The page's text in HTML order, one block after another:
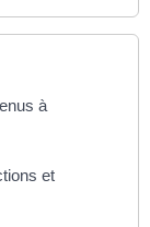
à
et